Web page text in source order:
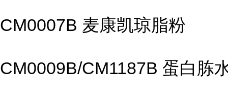
CM0007B 麦康凯琼脂粉
CM0009B/CM1187B 蛋白胨